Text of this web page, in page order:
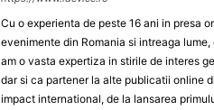
Cu o experienta de peste 16 ani in presa
evenimente din Romania si intreaga
am o vasta expertiza in stirile de interes
dar si ca partener la alte publicatii online
impact international, de la lansarea